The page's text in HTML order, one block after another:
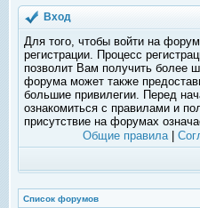
Вход
Для того, чтобы войти на
регистрации. Процесс
позволит Вам получить более
форума может также
большие привилегии. Перед
ознакомиться с правилами и
присутствие на форумах
Общие правила|
Список форумов